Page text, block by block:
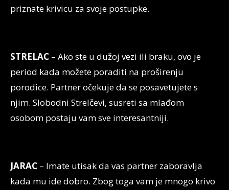
priznate krivicu za svoje postupke.
STRELAC – Ako ste u dužoj vezi ili braku, ovo je
period kada možete poraditi na proširenju
porodice. Partner očekuje da se posavetujete s
njim. Slobodni Strelčevi, susreti sa mlađom
osobom postaju vam sve interesantniji.
JARAC – Imate utisak da vas partner zaboravlja
kada mu ide dobro. Zbog toga vam je mnogo krivo